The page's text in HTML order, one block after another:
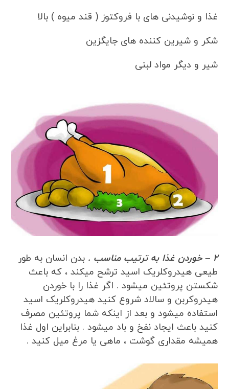
غذا و نوشیدنی های با فروکتوز ( قند میوه ) بالا
شکر و شیرین کننده های جایگزین
شیر و دیگر مواد لبنی
2 – خوردن غذا به ترتیب مناسب .
بدن انسان به طور
طیعی هیدروکلریک اسید ترشح میکند ، که باعث
شکستن پروتئین میشود . اگر غذا را با خوردن
هیدروکربن و سالاد شروع کنید هیدروکلریک اسید
استفاده میشود و بعد از اینکه شما پروتئین مصرف
کنید باعث ایجاد نفخ و باد میشود . بنابراین اول غذا
همیشه مقداری گوشت ، ماهی یا مرغ میل کنید .